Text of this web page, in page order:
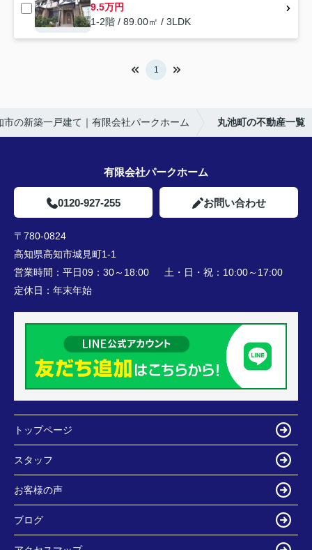
9.5万円
1-2階 / 89.00㎡ / 3LDK
1
市の新築一戸建て｜有限会社パークホーム 丸池町の不動産一覧
有限会社パークホーム
0120-927-255 お問い合わせ
〒780-0824
高知県高知市城見町1-1
営業時間： 平日09：30～18:00 土・日・祝：10:00～17:00
定休日： 年末年始
トップページ
スタッフ
お客様の声
ブログ